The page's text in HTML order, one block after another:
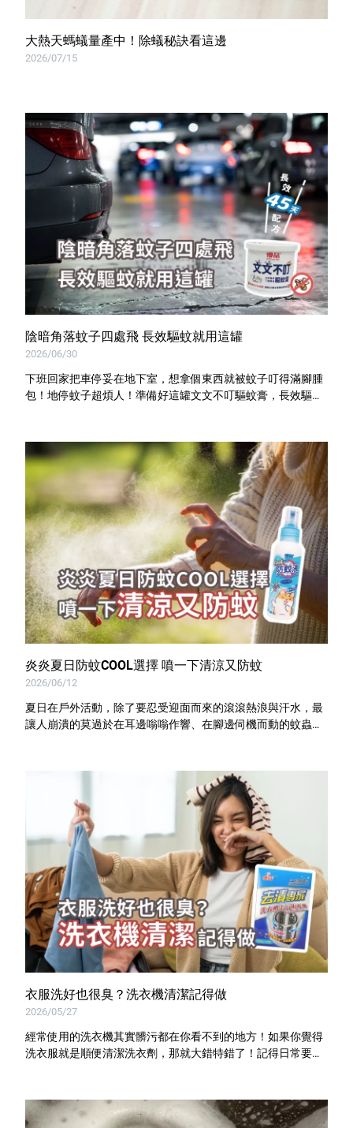
會員權益
會員中心
Facebook粉絲專頁
Line
Youtube
大熱天螞蟻量產中！除蟻秘訣看這邊
2026/07/15
陰暗角落蚊子四處飛 長效驅蚊就用這罐
2026/06/30
下班回家把車停妥在地下室，想拿個東西就被蚊子叮得滿腳腫
包！地停蚊子超煩人！準備好這罐文文不叮驅蚊膏，長效驅趕
炎炎夏日防蚊COOL選擇 噴一下清涼又防蚊
2026/06/12
夏日在戶外活動，除了要忍受迎面而來的滾滾熱浪與汗水，最
讓人崩潰的莫過於在耳邊嗡嗡作響、在腳邊伺機而動的蚊蟲！
衣服洗好也很臭？洗衣機清潔記得做
2026/05/27
經常使用的洗衣機其實髒污都在你看不到的地方！如果你覺得
洗衣服就是順便清潔洗衣劑，那就大錯特錯了！記得日常要做